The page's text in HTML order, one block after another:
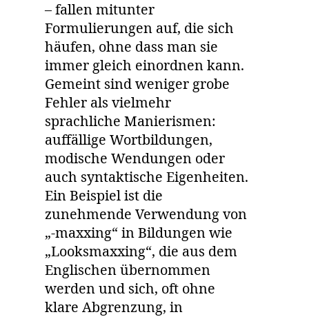
– fallen mitunter
Formulierungen auf, die sich
häufen, ohne dass man sie
immer gleich einordnen kann.
Gemeint sind weniger grobe
Fehler als vielmehr
sprachliche Manierismen:
auffällige Wortbildungen,
modische Wendungen oder
auch syntaktische Eigenheiten.
Ein Beispiel ist die
zunehmende Verwendung von
„-maxxing“ in Bildungen wie
„Looksmaxxing“, die aus dem
Englischen übernommen
werden und sich, oft ohne
klare Abgrenzung, in